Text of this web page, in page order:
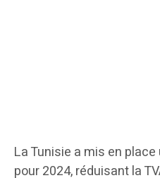
La Tunisie a mis en
pour 2024, réduisant la